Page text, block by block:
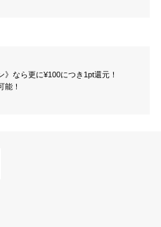
なら更に¥100につき1pt還元！
能！